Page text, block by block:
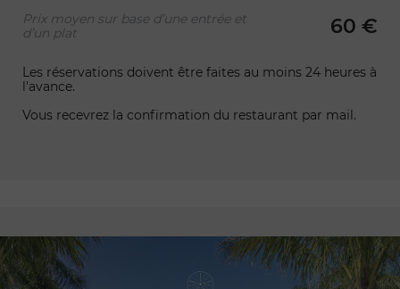
Prix moyen sur base d’une entrée et
d’un plat
60 €
Les réservations doivent être faites au moins 24 heures à
l'avance.
Vous recevrez la confirmation du restaurant par mail.